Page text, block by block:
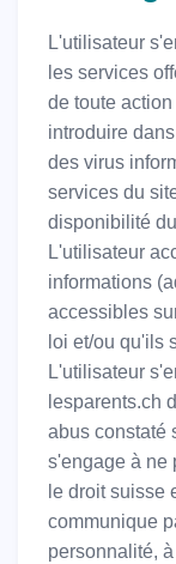
L'utilisateur
les services
de toute
introduire
des virus
services du
disponibilité
L'utilisateur
informations
accessibles
loi et/ou qu'ils
L'utilisateur
lesparents.ch
abus constaté
s'engage à ne
le droit suisse
communique
personnalité,